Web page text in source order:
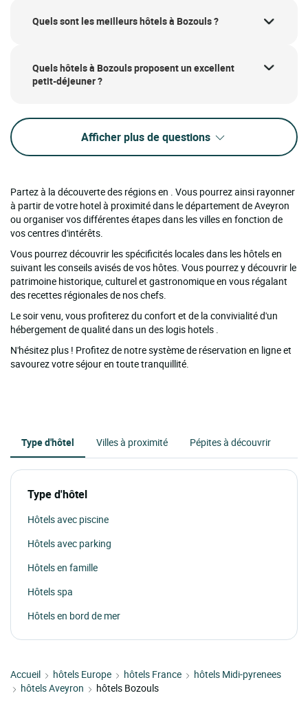
Quels sont les meilleurs hôtels à Bozouls ?
Quels hôtels à Bozouls proposent un excellent
petit-déjeuner ?
Afficher plus de questions
Partez à la découverte des régions en . Vous pourrez ainsi rayonner
à partir de votre hotel à proximité dans le département de Aveyron
ou organiser vos différentes étapes dans les villes en fonction de
vos centres d'intérêts.
Vous pourrez découvrir les spécificités locales dans les hôtels en
suivant les conseils avisés de vos hôtes. Vous pourrez y découvrir le
patrimoine historique, culturel et gastronomique en vous régalant
des recettes régionales de nos chefs.
Le soir venu, vous profiterez du confort et de la convivialité d'un
hébergement de qualité dans un des logis hotels .
N'hésitez plus ! Profitez de notre système de réservation en ligne et
savourez votre séjour en toute tranquillité.
Type d'hôtel Villes à proximité Pépites à découvrir
Type d'hôtel
Hôtels avec piscine
Hôtels avec parking
Hôtels en famille
Hôtels spa
Hôtels en bord de mer
Accueil hôtels Europe hôtels France
hôtels Midi-pyrenees
hôtels Aveyron
hôtels Bozouls